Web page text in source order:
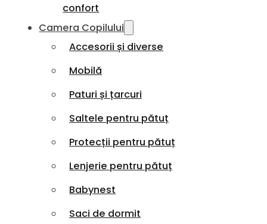
confort
Camera Copilului
Accesorii și diverse
Mobilă
Paturi și țarcuri
Saltele pentru pătuț
Protecții pentru pătuț
Lenjerie pentru pătuț
Babynest
Saci de dormit